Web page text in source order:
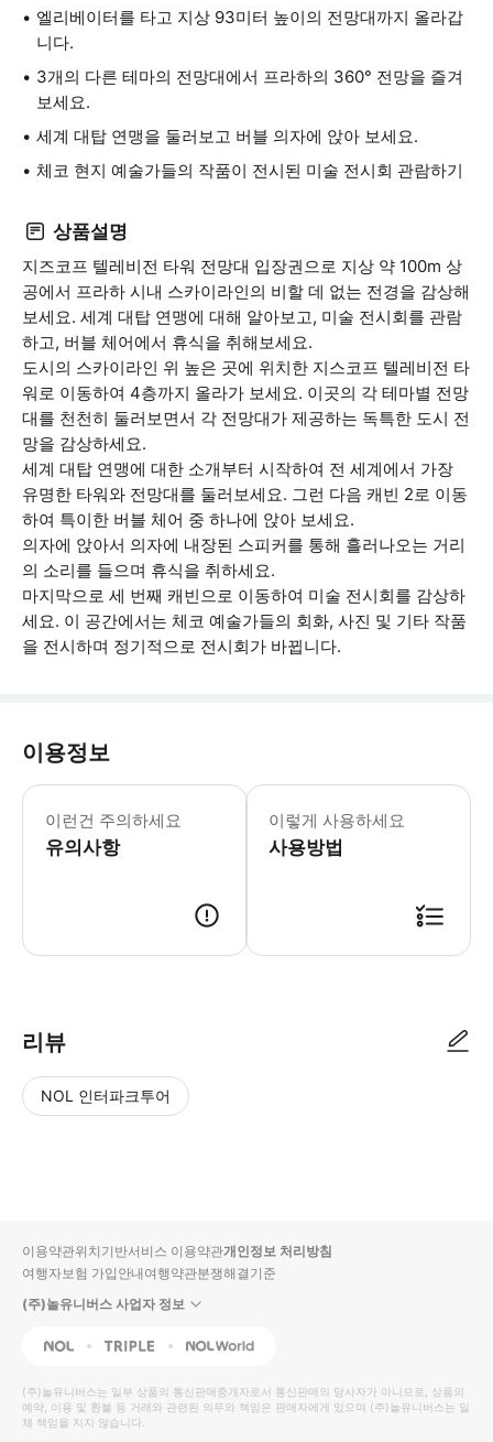
엘리베이터를 타고 지상 93미터 높이의 전망대까지 올라갑
니다.
3개의 다른 테마의 전망대에서 프라하의 360° 전망을 즐겨
보세요.
세계 대탑 연맹을 둘러보고 버블 의자에 앉아 보세요.
체코 현지 예술가들의 작품이 전시된 미술 전시회 관람하기
상품설명
지즈코프 텔레비전 타워 전망대 입장권으로 지상 약 100m 상
공에서 프라하 시내 스카이라인의 비할 데 없는 전경을 감상해
보세요. 세계 대탑 연맹에 대해 알아보고, 미술 전시회를 관람
하고, 버블 체어에서 휴식을 취해보세요.
도시의 스카이라인 위 높은 곳에 위치한 지스코프 텔레비전 타
워로 이동하여 4층까지 올라가 보세요. 이곳의 각 테마별 전망
대를 천천히 둘러보면서 각 전망대가 제공하는 독특한 도시 전
망을 감상하세요.
세계 대탑 연맹에 대한 소개부터 시작하여 전 세계에서 가장
유명한 타워와 전망대를 둘러보세요. 그런 다음 캐빈 2로 이동
하여 특이한 버블 체어 중 하나에 앉아 보세요.
의자에 앉아서 의자에 내장된 스피커를 통해 흘러나오는 거리
의 소리를 들으며 휴식을 취하세요.
마지막으로 세 번째 캐빈으로 이동하여 미술 전시회를 감상하
세요. 이 공간에서는 체코 예술가들의 회화, 사진 및 기타 작품
을 전시하며 정기적으로 전시회가 바뀝니다.
이용정보
이런건 주의하세요
유의사항
영업 시간은 변경될 수 있습니다.
이렇게 사용하세요
사용방법
리뷰
NOL 인터파크투어
입니
다.
높
은
순
동
영
상
순
상
이용약관위치기반서비스 이용약관개인정보 처리방침
여행자보험 가입안내여행약관분쟁해결기준
(주)놀유니버스 사업자 정보
NOL Triple Interpark Global
(주)놀유니버스는 일부 상품의 통신판매중개자로서 통신판매의 당사자가 아니므로, 상품의
예약, 이용 및 환불 등 거래와 관련된 의무와 책임은 판매자에게 있으며 (주)놀유니버스는 일
체 책임을 지지 않습니다.